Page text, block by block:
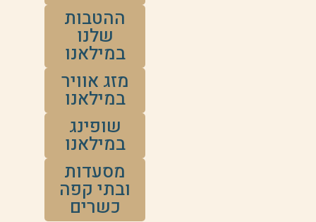
ההטבות
שלנו
במילאנו
מזג אוויר
במילאנו
שופינג
במילאנו
מסעדות
ובתי קפה
כשרים